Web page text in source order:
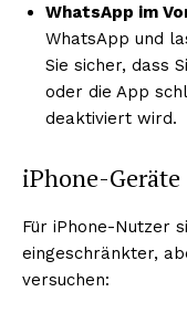
WhatsApp im
WhatsApp und
Sie sicher, dass
oder die App
deaktiviert wird.
iPhone-Geräte
Für iPhone-Nutzer
eingeschränkter,
versuchen: